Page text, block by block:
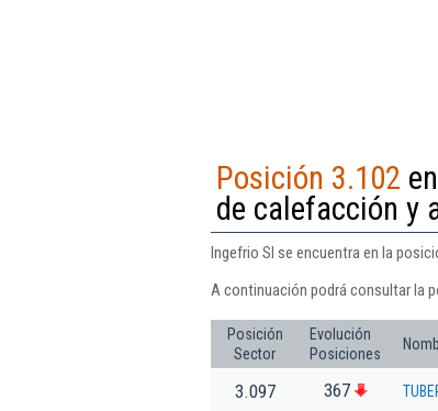
Posición 3.102
de calefacción y
Ingefrio Sl se encuentra en la
A continuación podrá consultar la
Posición
Sector
Evolución
Posiciones
3.097 367